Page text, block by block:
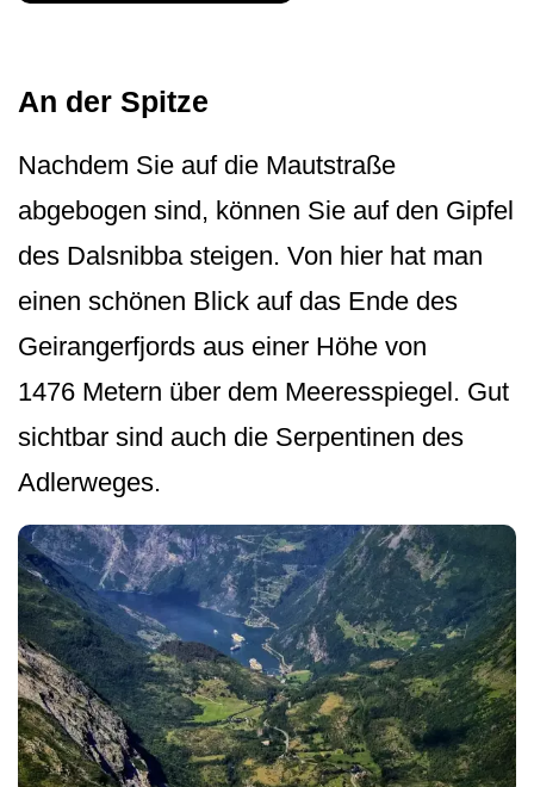
An der Spitze
Nachdem Sie auf die Mautstraße
abgebogen sind, können Sie auf den Gipfel
des Dalsnibba steigen. Von hier hat man
einen schönen Blick auf das Ende des
Geirangerfjords aus einer Höhe von
1476 Metern über dem Meeresspiegel. Gut
sichtbar sind auch die Serpentinen des
Adlerweges.